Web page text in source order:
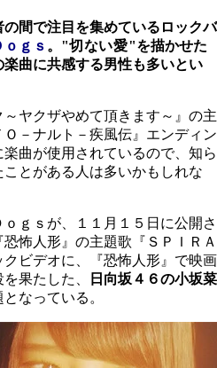
の間で注目を集めているロックバ
ｇｓ 。"切ない愛"を描かせた
曲に共感する男性も多いとい
ヤクザやめて頂きます～』の主
－ナルト－疾風伝』エンディン
曲が使用されているので、知ら
とがある人は多いかもしれな
ｇｓ が、１１月１５日に公開さ
怖人形』の主題歌『ＳＰＩＲＡ
ビデオに、『恐怖人形』で映画
果たした、
日向坂４６の小坂菜
なっている。